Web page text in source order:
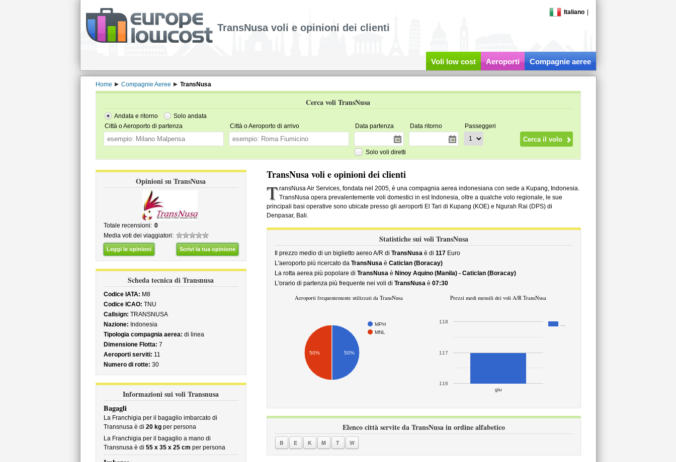
Italiano
TransNusa voli e opinioni dei clienti
Voli low cost Aeroporti Compagnie aeree
Home Compagnie Aeree TransNusa
Cerca voli TransNusa
Andata e ritorno
Solo andata
Città o Aeroporto di partenza
Città o Aeroporto di arrivo Data partenza Data ritorno Passeggeri
Solo voli diretti
Opinioni su TransNusa
Totale recensioni: 0
Media voti dei viaggiatori:
Leggi le opinioni Scrivi la tua opinione
Scheda tecnica di Transnusa
Codice IATA: M8
Codice ICAO: TNU
Callsign: TRANSNUSA
Nazione: Indonesia
Tipologia compagnia aerea: di linea
Dimensione Flotta: 7
Aeroporti serviti: 11
Numero di rotte: 30
Informazioni sui voli Transnusa
Bagagli
La Franchigia per il bagaglio imbarcato di
Transnusa è di 20 kgper persona
La Franchigia per il bagaglio a mano di
Transnusa è di 55 x 35 x 25 cm per persona
TransNusa voli e opinioni dei clienti
T ransNusa Air Services, fondata nel 2005, è una compagnia aerea indonesiana con sede a Kupang, Indonesia.
TransNusa opera prevalentemente voli domestici in est Indonesia, oltre a qualche volo regionale, le sue
principali basi operative sono ubicate presso gli aeroporti El Tari di Kupang (KOE) e Ngurah Rai (DPS) di
Denpasar, Bali.
Statistiche sui voli TransNusa
Il prezzo medio di un biglietto aereo A/R di TransNusaè di 117Euro
L'aeroporto più ricercato da TransNusaè Caticlan (Boracay)
La rotta aerea più popolare di TransNusaè Ninoy Aquino (Manila) - Caticlan (Boracay)
L'orario di partenza più frequente nei voli di TransNusaè 07:30
Aeroporti frequentemente utilizzati da TransNusa
MPH
MNL
50% 50%
Prezzi medi mensili dei voli A/R TransNusa
giu
116
117
118
Elenco città servite da TransNusa in ordine alfabetico
B E K M T W